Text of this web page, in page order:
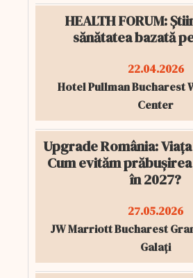
HEALTH FORUM:
sănătatea bazată
22.04.2026
Hotel Pullman Bucharest
Center
Upgrade România:
Cum evităm
în 2027?
27.05.2026
JW Marriott Bucharest
Galați